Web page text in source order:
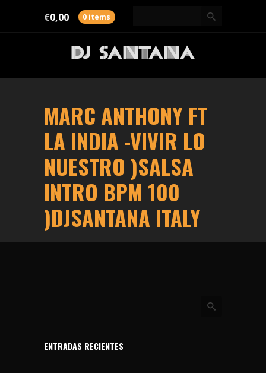
0,00
€ 0 items
MARC ANTHONY FT
LA INDIA -VIVIR LO
NUESTRO )SALSA
INTRO BPM 100
)DJSANTANA ITALY
ENTRADAS RECIENTES